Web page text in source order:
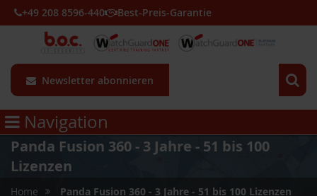
Newsletter abonnieren
+49 208 8596-440 Best-Preis-Garantie
Navigation
Panda Fusion 360 - 3 Jahre - 51 bis 100
Lizenzen
Home Panda Fusion 360 - 3 Jahre - 51 bis 100 Lizenzen